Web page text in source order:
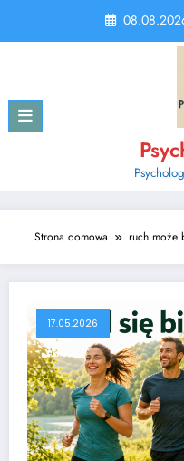
content
Strona domowa ruch może
17.05.2026